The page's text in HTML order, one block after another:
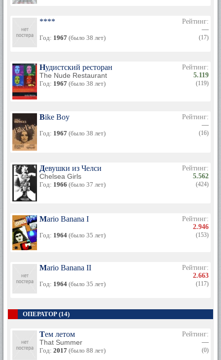
****
Год: 1967 (было 38 лет)
Рейтинг:
—
(17)
Нудистский ресторан
The Nude Restaurant
Год: 1967 (было 38 лет)
Рейтинг:
5.119
(119)
Bike Boy
Год: 1967 (было 38 лет)
Рейтинг:
—
(16)
Девушки из Челси
Chelsea Girls
Год: 1966 (было 37 лет)
Рейтинг:
5.562
(424)
Mario Banana I
Год: 1964 (было 35 лет)
Рейтинг:
2.946
(153)
Mario Banana II
Год: 1964 (было 35 лет)
Рейтинг:
2.663
(117)
ОПЕРАТОР (14)
Тем летом
That Summer
Год: 2017 (было 88 лет)
Рейтинг:
—
(0)